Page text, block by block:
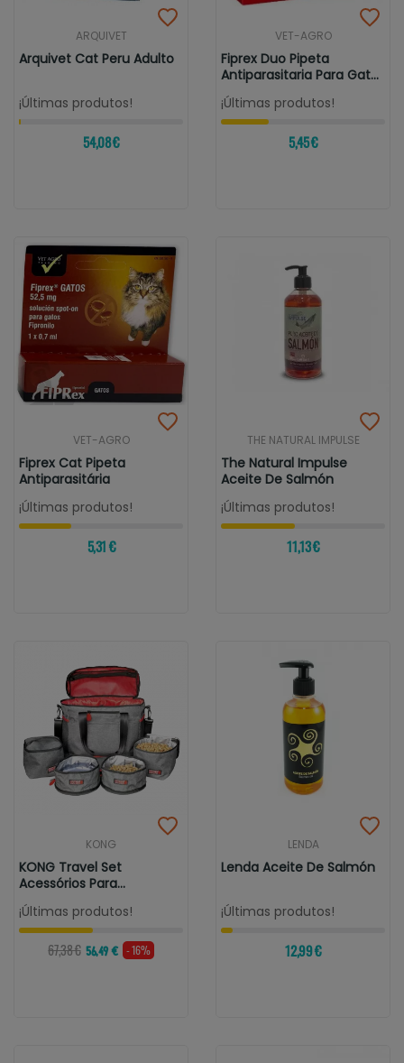
ARQUIVET
Arquivet Cat Peru Adulto
¡Últimas produtos!
54,08 €
VET-AGRO
Fiprex Duo Pipeta
Antiparasitaria Para Gatos
Y Hurones
¡Últimas produtos!
5,45 €
VET-AGRO
Fiprex Cat Pipeta
Antiparasitária
¡Últimas produtos!
5,31 €
THE NATURAL IMPULSE
The Natural Impulse
Aceite De Salmón
¡Últimas produtos!
11,13 €
KONG
KONG Travel Set
Acessórios Para
Bebedouros Para Viagem
¡Últimas produtos!
67,38 € 56,49 € - 16%
LENDA
Lenda Aceite De Salmón
¡Últimas produtos!
12,99 €